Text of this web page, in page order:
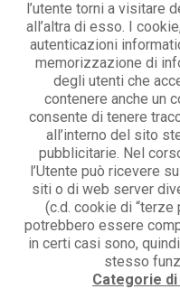
l’utente torni a visitare
all’altra di esso. I
autenticazioni
memorizzazione di
degli utenti che
contenere anche un
consente di tenere
all’interno del sito
pubblicitarie. Nel
l’Utente può ricevere
siti o di web server
(c.d. cookie di “terze
potrebbero essere
in certi casi sono,
stesso
Categorie